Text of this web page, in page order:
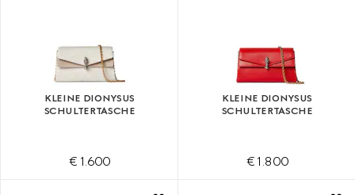
KLEINE DIONYSUS
SCHULTERTASCHE
€ 1.600
KLEINE DIONYSUS
SCHULTERTASCHE
€ 1.800